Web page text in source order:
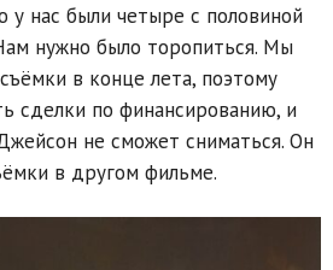
у нас были четыре с половиной
нужно было торопиться. Мы
в конце лета, поэтому
сделки по финансированию, и
не сможет сниматься. Он
в другом фильме.